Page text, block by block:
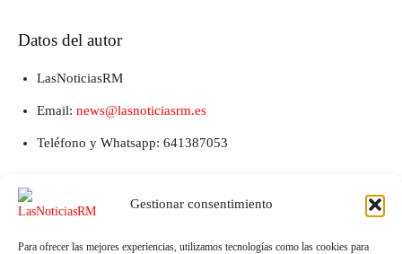
Gestionar consentimiento
Para ofrecer las mejores experiencias, utilizamos tecnologías como las cookies para
Datos del autor
LasNoticiasRM
Email: news@lasnoticiasrm.es
Teléfono y Whatsapp: 641387053